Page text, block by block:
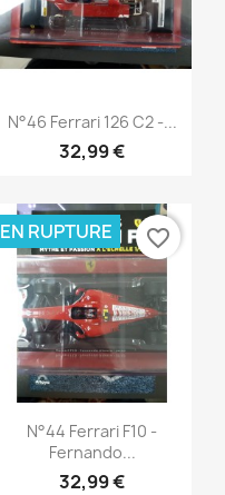
Aperçu rapide
N°46 Ferrari 126 C2 -...
32,99 €
Aperçu rapide
N°44 Ferrari F10 -
Fernando...
32,99 €
EN RUPTURE favorite_border